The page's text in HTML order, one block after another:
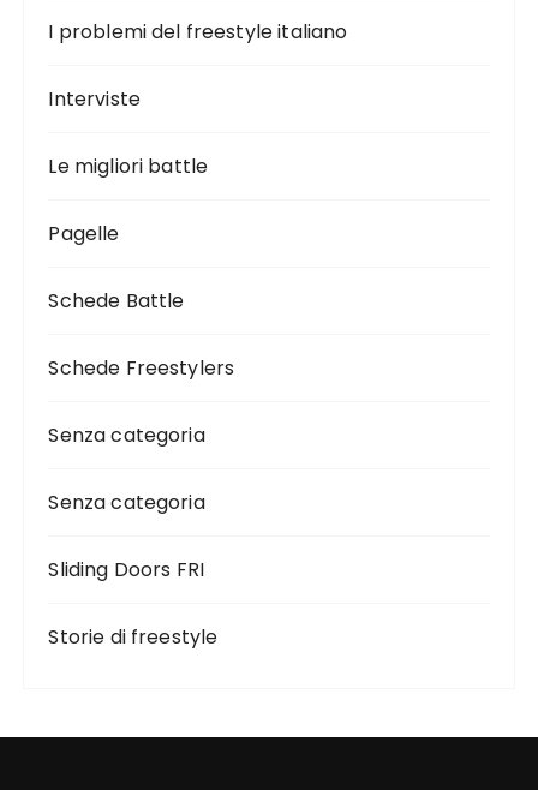
I problemi del freestyle italiano
Interviste
Le migliori battle
Pagelle
Schede Battle
Schede Freestylers
Senza categoria
Senza categoria
Sliding Doors FRI
Storie di freestyle